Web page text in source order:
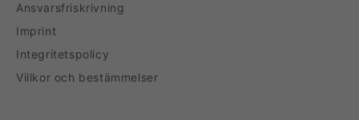
Ansvarsfriskrivning
Imprint
Integritetspolicy
Villkor och bestämmelser